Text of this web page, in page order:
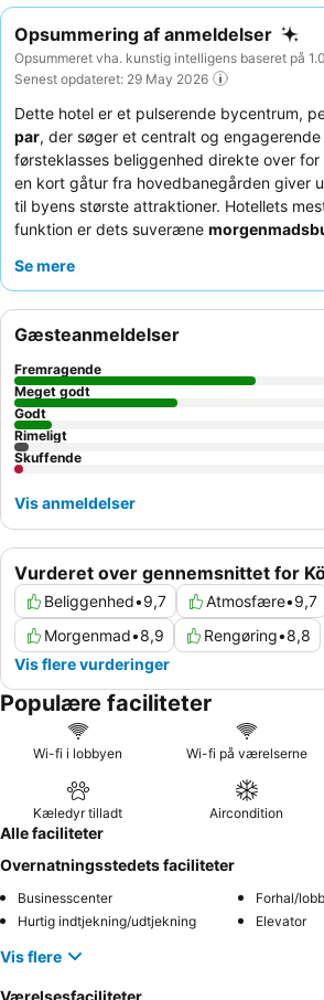
Opsummering af anmeldelser
Opsummeret vha. kunstig intelligens baseret på
Senest opdateret: 29 May 2026
Dette hotel er et pulserende bycentrum,
par, der søger et centralt og
førsteklasses beliggenhed direkte over for
en kort gåtur fra hovedbanegården giver
til byens største attraktioner. Hotellets
funktion er dets suveræne
konsekvent det usædvanligt venlige og
tilflugtssted fra de travle byomgivelser.
Se mere
Vurderet over gennemsnittet for
Beliggenhed•9,7 Atmosfære•9,7
Morgenmad•8,9 Rengøring•8,8
Vis flere vurderinger
Gæsteanmeldelser
Fremragende
Meget godt
Godt
Rimeligt
Skuffende
Vis anmeldelser
Populære faciliteter
Wi-fi i lobbyen Wi-fi på værelserne
Kæledyr tilladt Aircondition
Alle faciliteter
Overnatningsstedets faciliteter
Businesscenter
Forhal/
Hurtig indtjekning/udtjekning
Elevator
Vis flere